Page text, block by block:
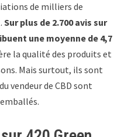
de milliers de
Sur plus de 2.700 avis sur
une moyenne de 4,7
la qualité des produits et
Mais surtout, ils sont
vendeur de CBD sont